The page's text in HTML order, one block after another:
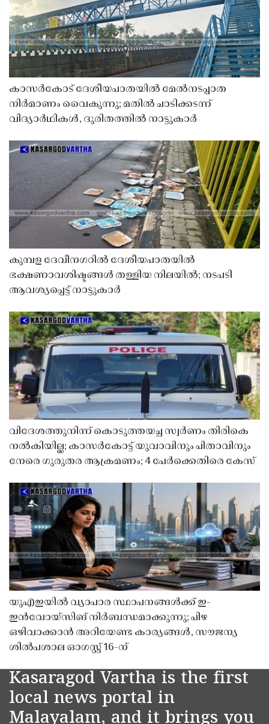
കാസർകോട് ദേശീയപാതയിൽ മേൽനടപ്പാത
നിർമാണം വൈകുന്നു; മതിൽ ചാടിക്കടന്ന്
വിദ്യാർഥികൾ, ദുരിതത്തിൽ നാട്ടുകാർ
കുമ്പള ദേവീനഗറിൽ ദേശീയപാതയിൽ
ഭക്ഷണാവശിഷ്ടങ്ങൾ തള്ളിയ നിലയിൽ; നടപടി
ആവശ്യപ്പെട്ട് നാട്ടുകാർ
വിദേശത്തുനിന്ന് കൊടുത്തയച്ച സ്വർണം തിരികെ
നൽകിയില്ല; കാസർകോട്ട് യുവാവിനും പിതാവിനും
നേരെ ഗുരുതര ആക്രമണം; 4 പേർക്കെതിരെ കേസ്
യുഎഇയിൽ വ്യാപാര സ്ഥാപനങ്ങൾക്ക് ഇ-
ഇൻവോയ്സിങ് നിർബന്ധമാക്കുന്നു; പിഴ
ഒഴിവാക്കാൻ അറിയേണ്ട കാര്യങ്ങൾ, സൗജന്യ
ശിൽപശാല ഓഗസ്റ്റ് 16-ന്
Kasaragod Vartha is the first
local news portal in
Malayalam, and it brings you